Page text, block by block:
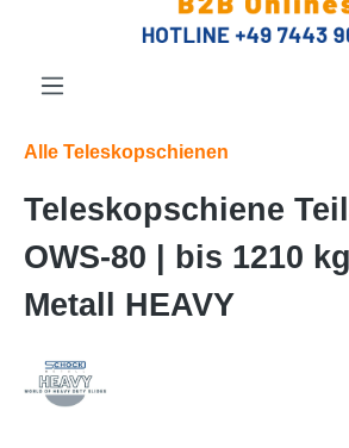
Alle Teleskopschienen
Teleskopschiene
OWS-80 | bis 1210
Metall HEAVY